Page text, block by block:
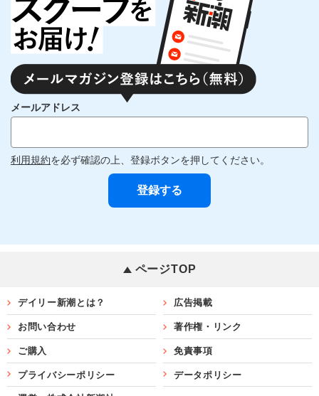
メールアドレス
利用規約を必ず確認の上、登録ボタンを押してください。
ページTOP
デイリー新潮とは？ 広告掲載
お問い合わせ 著作権・リンク
ご購入 免責事項
プライバシーポリシー データポリシー